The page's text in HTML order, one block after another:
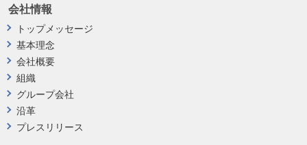
会社情報
トップメッセージ
基本理念
会社概要
組織
グループ会社
沿革
プレスリリース